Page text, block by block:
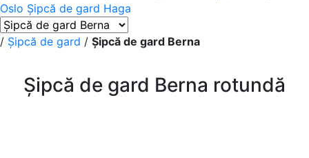
Oslo Șipcă de gard Haga
/ Șipcă de gard / Șipcă de gard Berna
Șipcă de gard Berna rotundă